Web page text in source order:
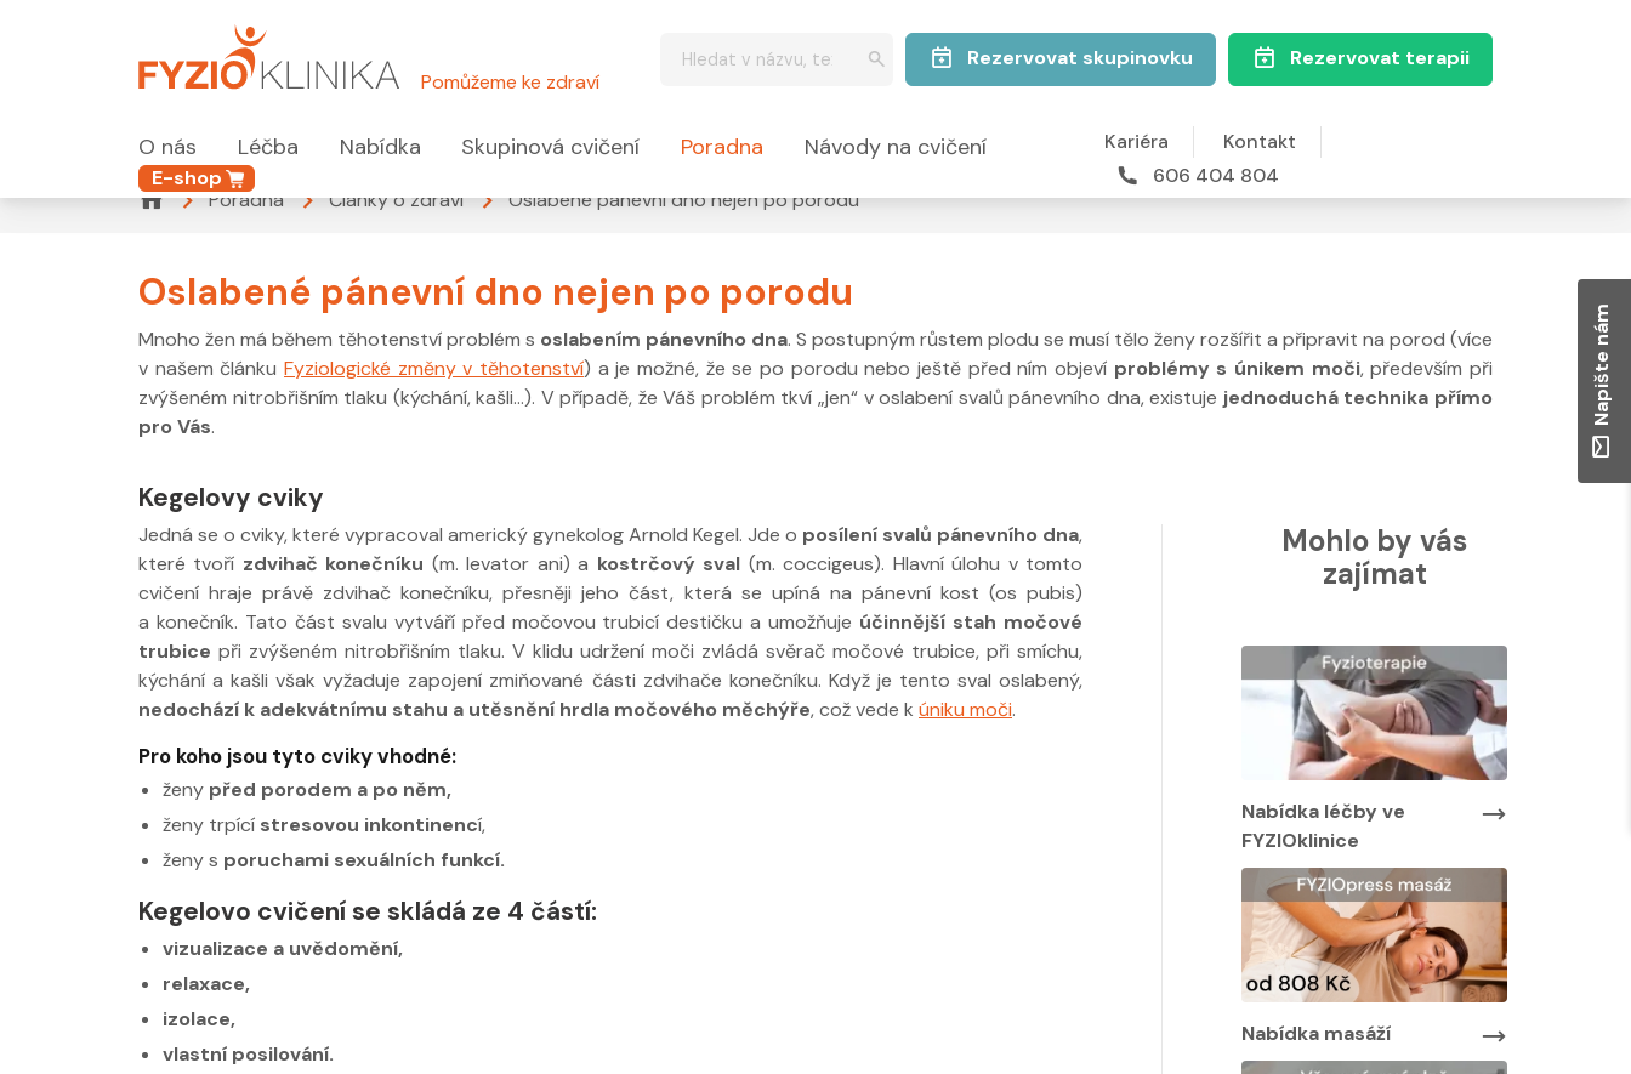
Pomůžeme ke zdraví
Rezervovat skupinovku Rezervovat terapii
O nás Léčba Nabídka Skupinová cvičení Poradna Návody na cvičení
E-shop
Kariéra
Kontakt
606 404 804
Poradna
Články o zdraví Oslabené pánevní dno nejen po porodu
Oslabené pánevní dno nejen po porodu
Mnoho žen má během těhotenství problém s oslabením pánevního dna. S postupným růstem plodu se musí tělo ženy rozšířit a připravit na porod (více
v našem článku Fyziologické změny v těhotenství) a je možné, že se po porodu nebo ještě před ním objeví problémy s únikem moči, především při
zvýšeném nitrobřišním tlaku (kýchání, kašli…). V případě, že Váš problém tkví „jen“ v oslabení svalů pánevního dna, existuje jednoduchá technika přímo
pro Vás.
Kegelovy cviky
Jedná se o cviky, které vypracoval americký gynekolog Arnold Kegel. Jde o posílení svalů pánevního dna,
které tvoří zdvihač konečníku (m. levator ani) a kostrčový sval (m. coccigeus). Hlavní úlohu v tomto
cvičení hraje právě zdvihač konečníku, přesněji jeho část, která se upíná na pánevní kost (os pubis)
a konečník. Tato část svalu vytváří před močovou trubicí destičku a umožňuje účinnější stah močové
trubice při zvýšeném nitrobřišním tlaku. V klidu udržení moči zvládá svěrač močové trubice, při smíchu,
kýchání a kašli však vyžaduje zapojení zmiňované části zdvihače konečníku. Když je tento sval oslabený,
nedochází k adekvátnímu stahu a utěsnění hrdla močového měchýře, což vede k úniku moči.
Pro koho jsou tyto cviky vhodné:
ženy před porodem a po něm,
ženy trpící stresovou inkontinencí,
ženy s poruchami sexuálních funkcí.
Kegelovo cvičení se skládá ze 4 částí:
vizualizace a uvědomění,
relaxace,
izolace,
vlastní posilování.
Mohlo by vás
zajímat
Nabídka léčby ve
FYZIOklinice
Nabídka léčby ve
FYZIOklinice
Nabídka léčby ve
Nabídka masáží Nabídka masáží
Napište nám